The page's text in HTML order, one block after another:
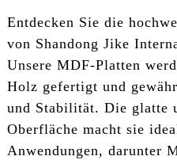
Entdecken Sie die
von Shandong Jike
Unsere MDF-Platten
Holz gefertigt und
und Stabilität. Die glatte
Oberfläche macht sie
Anwendungen, darunter